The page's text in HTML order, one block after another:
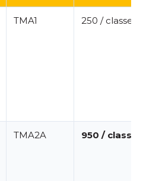
TMA1 250 / classe
TMA2A 950 / classe